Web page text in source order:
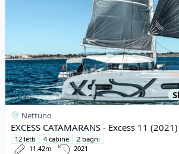
Nettuno
EXCESS CATAMARANS - Excess 11 (2021)
12 letti 4 cabine
2 bagni
11.42m
2021